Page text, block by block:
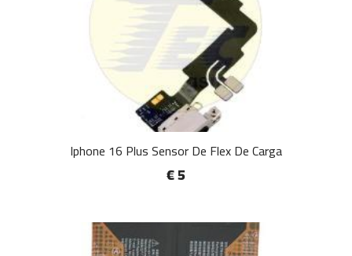
Iphone 16 Plus Sensor De Flex De Carga
€ 5